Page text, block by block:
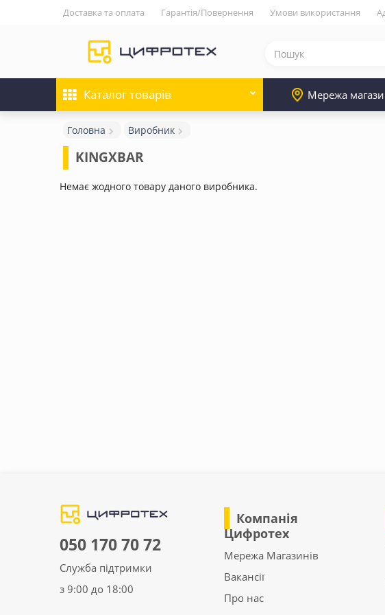
Доставка та оплата Гарантія/Повернення Умови використання
Каталогтоварів Мережа
Головна Виробник
KINGXBAR
Немає жодного товару даного виробника.
050 170 70 72
Служба підтримки
з 9:00 до 18:00
Компанія
Цифротех
Мережа Магазинів
Вакансії
Про нас